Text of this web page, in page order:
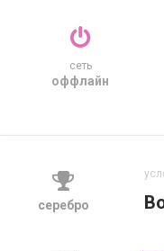
сеть
оффлайн
серебро